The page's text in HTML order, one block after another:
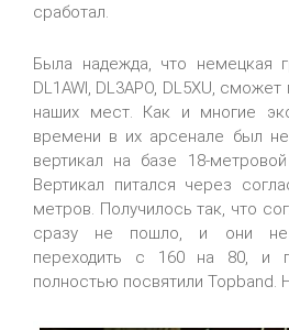
сработал.
Была надежда, что немецкая
DL1AWI, DL3APO, DL5XU,
наших мест. Как и многие
времени в их арсенале был
вертикал на базе 18-
Вертикал питался через
метров. Получилось так, что
сразу не пошло, и они не
переходить с 160 на 80, и
полностью посвятили Topband.